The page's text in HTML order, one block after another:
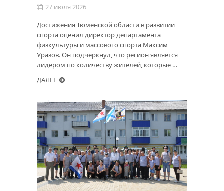
27 июля 2026
Достижения Тюменской области в развитии
спорта оценил директор департамента
физкультуры и массового спорта Максим
Уразов. Он подчеркнул, что регион является
лидером по количеству жителей, которые …
ДАЛЕЕ